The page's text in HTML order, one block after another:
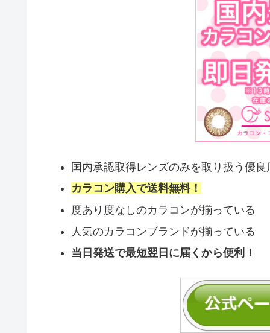
国内承認取得レンズのみを取り扱う優良
カラコン購入で送料無料！
度あり度なしのカラコンが揃っている
人気のカラコンブランドが揃っている
当日発送で最短翌日に届くから便利！